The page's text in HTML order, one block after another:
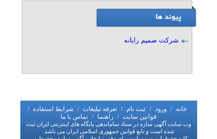
شرکت صمیم رایانه
خانه / ورود / ثبت نام / تعرفه تبلیغات / شرایط استفاده /
قوانین سایت / راهنما / تماس با ما
وب سایت آگهی سازه در ستاد ساماندهی پایگاه های اینترنتی ایران ثبت
شده است و تابع قوانین جمهوری اسلامی ایران می باشد.